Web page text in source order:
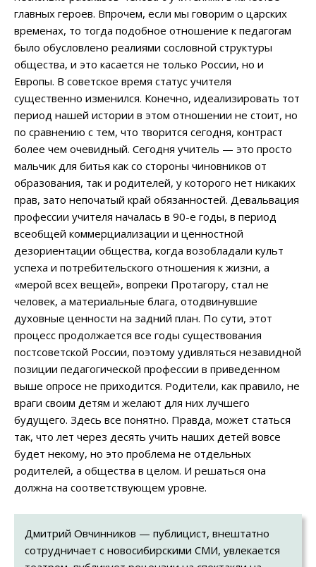
главных героев. Впрочем, если мы говорим о царских
временах, то тогда подобное отношение к педагогам
было обусловлено реалиями сословной структуры
общества, и это касается не только России, но и
Европы. В советское время статус учителя
существенно изменился. Конечно, идеализировать тот
период нашей истории в этом отношении не стоит, но
по сравнению с тем, что творится сегодня, контраст
более чем очевидный. Сегодня учитель — это просто
мальчик для битья как со стороны чиновников от
образования, так и родителей, у которого нет никаких
прав, зато непочатый край обязанностей. Девальвация
профессии учителя началась в 90-е годы, в период
всеобщей коммерциализации и ценностной
дезориентации общества, когда возобладали культ
успеха и потребительского отношения к жизни, а
«мерой всех вещей», вопреки Протагору, стал не
человек, а материальные блага, отодвинувшие
духовные ценности на задний план. По сути, этот
процесс продолжается все годы существования
постсоветской России, поэтому удивляться незавидной
позиции педагогической профессии в приведенном
выше опросе не приходится. Родители, как правило, не
враги своим детям и желают для них лучшего
будущего. Здесь все понятно. Правда, может статься
так, что лет через десять учить наших детей вовсе
будет некому, но это проблема не отдельных
родителей, а общества в целом. И решаться она
должна на соответствующем уровне.
Дмитрий Овчинников — публицист, внештатно
сотрудничает с новосибирскими СМИ, увлекается